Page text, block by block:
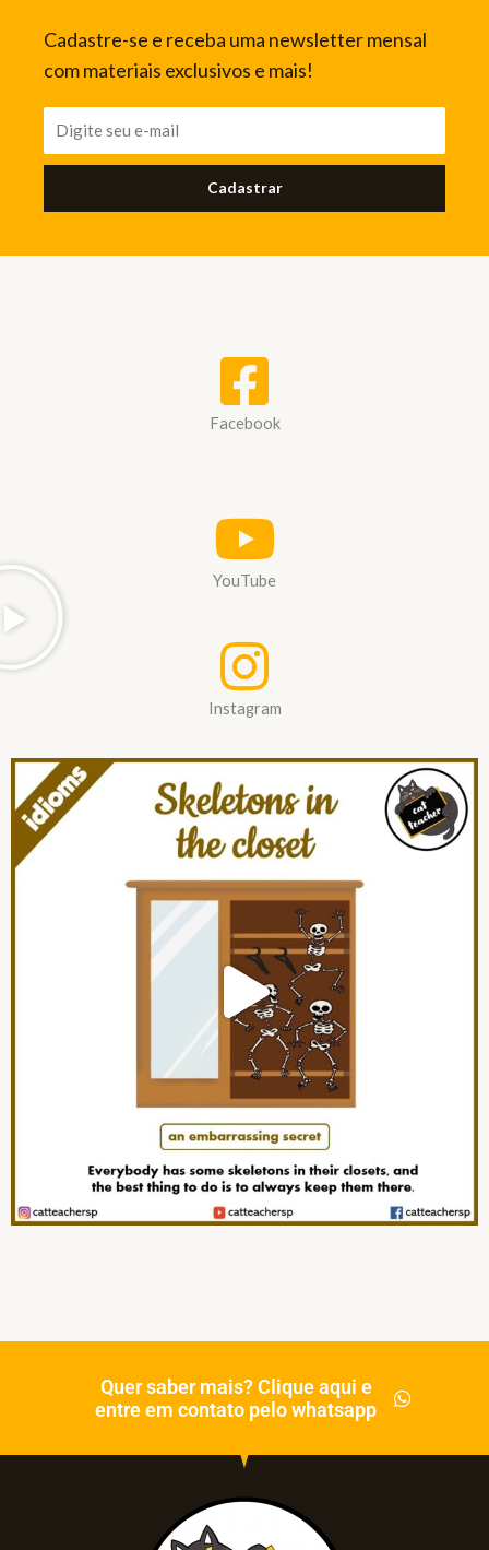
Cadastre-se e receba uma newsletter mensal
com materiais exclusivos e mais!
Cadastrar
Facebook
YouTube
Instagram
Quer saber mais? Clique aqui e
entre em contato pelo whatsapp